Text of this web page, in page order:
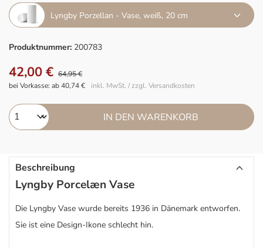
Lyngby Porzellan - Vase, weiß, 20 cm
Produktnummer: 200783
42,00 € 64,95 €
inkl. MwSt. / zzgl. Versandkosten
bei Vorkasse: ab 40,74 €
IN DEN WARENKORB
Beschreibung
Lyngby Porcelæn Vase
Die Lyngby Vase wurde bereits 1936 in Dänemark entworfen.
Sie ist eine Design-Ikone schlecht hin.